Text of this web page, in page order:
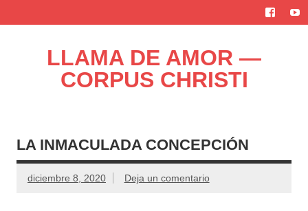
contenido
LLAMA DE AMOR —
CORPUS CHRISTI
LA INMACULADA CONCEPCIÓN
diciembre 8, 2020 Deja un comentario